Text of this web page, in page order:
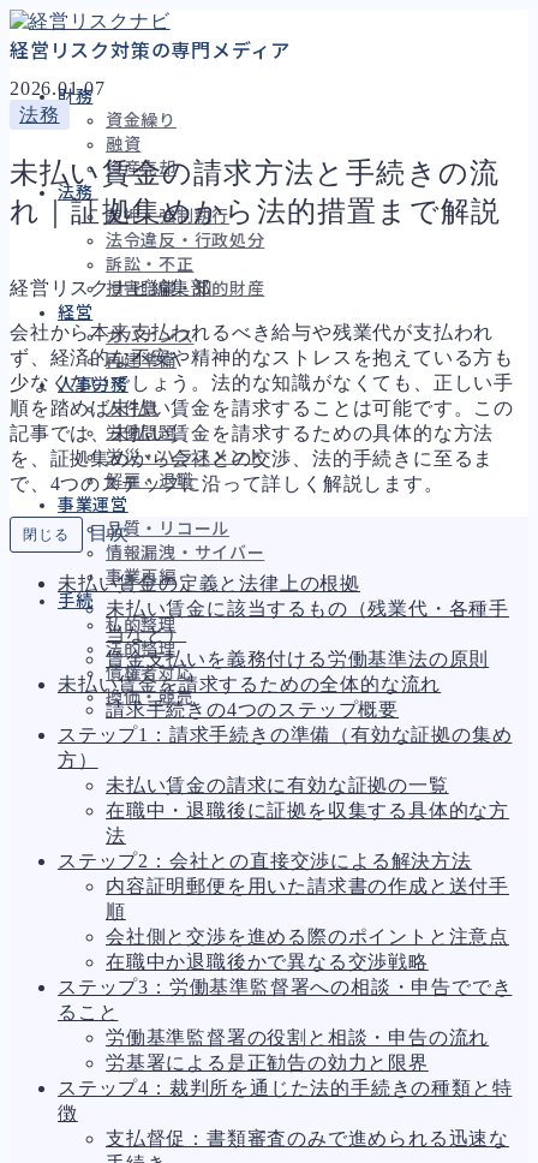
経営リスク対策の専門メディア
財務
資金繰り
融資
資産売却
法務
差押・強制執行
法令違反・行政処分
訴訟・不正
損害賠償・知的財産
経営
ガバナンス
再建準備
人事労務
人件費
労働問題
労災・ハラスメント
解雇・退職
事業運営
品質・リコール
情報漏洩・サイバー
事業再編
手続
私的整理
法的整理
債権者対応
換価・競売
財務 663
資金繰り192
融資
資産売却193
法務 1,099
差押・強制執行
法令違反・行政処分316
訴訟・不正283
損害賠償・知的財産273
経営157
ガバナンス90
再建準備67
人事労務564
労働問題266
2026.01.07
法務
未払い賃金の請求方法と手続きの流
れ｜証拠集めから法的措置まで解説
経営リスクナビ編集部
会社から本来支払われるべき給与や残業代が支払われ
ず、経済的な不安や精神的なストレスを抱えている方も
少なくないでしょう。法的な知識がなくても、正しい手
順を踏めば未払い賃金を請求することは可能です。この
記事では、未払い賃金を請求するための具体的な方法
を、証拠集めから会社との交渉、法的手続きに至るま
で、4つのステップに沿って詳しく解説します。
閉じる 目次
未払い賃金の定義と法律上の根拠
未払い賃金に該当するもの（残業代・各種手
当など）
賃金支払いを義務付ける労働基準法の原則
未払い賃金を請求するための全体的な流れ
請求手続きの4つのステップ概要
ステップ1：請求手続きの準備（有効な証拠の集め
方）
未払い賃金の請求に有効な証拠の一覧
在職中・退職後に証拠を収集する具体的な方
法
ステップ2：会社との直接交渉による解決方法
内容証明郵便を用いた請求書の作成と送付手
順
会社側と交渉を進める際のポイントと注意点
在職中か退職後かで異なる交渉戦略
ステップ3：労働基準監督署への相談・申告ででき
ること
労働基準監督署の役割と相談・申告の流れ
労基署による是正勧告の効力と限界
ステップ4：裁判所を通じた法的手続きの種類と特
徴
支払督促：書類審査のみで進められる迅速な